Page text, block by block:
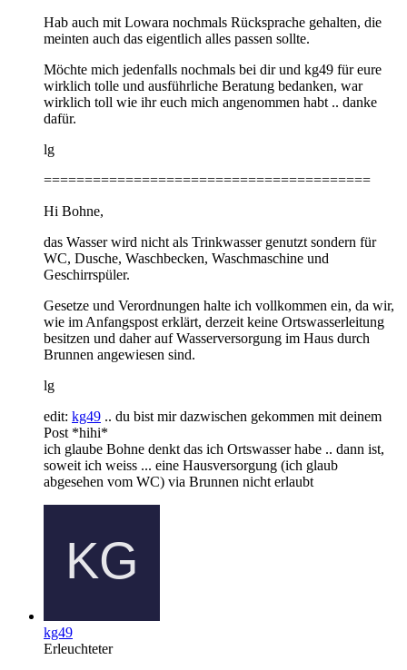
Hab auch mit Lowara nochmals Rücksprache gehalten, die
meinten auch das eigentlich alles passen sollte.
Möchte mich jedenfalls nochmals bei dir und kg49 für eure
wirklich tolle und ausführliche Beratung bedanken, war
wirklich toll wie ihr euch mich angenommen habt .. danke
dafür.
lg
========================================
Hi Bohne,
das Wasser wird nicht als Trinkwasser genutzt sondern für
WC, Dusche, Waschbecken, Waschmaschine und
Geschirrspüler.
Gesetze und Verordnungen halte ich vollkommen ein, da wir,
wie im Anfangspost erklärt, derzeit keine Ortswasserleitung
besitzen und daher auf Wasserversorgung im Haus durch
Brunnen angewiesen sind.
lg
edit: kg49 .. du bist mir dazwischen gekommen mit deinem
Post *hihi*
ich glaube Bohne denkt das ich Ortswasser habe .. dann ist,
soweit ich weiss ... eine Hausversorgung (ich glaub
abgesehen vom WC) via Brunnen nicht erlaubt
kg49
Erleuchteter